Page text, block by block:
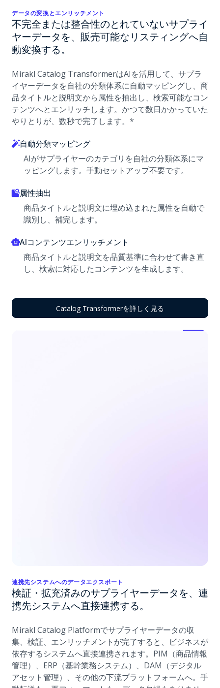
データの変換とエンリッチメント
不完全または整合性のとれていないサプライ
ヤーデータを、販売可能なリスティングへ自
動変換する。
Mirakl Catalog TransformerはAIを活用して、サプラ
イヤーデータを自社の分類体系に自動マッピングし、商
品タイトルと説明文から属性を抽出し、検索可能なコン
テンツへとエンリッチします。かつて数日かかっていた
やりとりが、数秒で完了します。*
自動分類マッピング
AIがサプライヤーのカテゴリを自社の分類体系にマ
ッピングします。手動セットアップ不要です。
属性抽出
商品タイトルと説明文に埋め込まれた属性を自動で
識別し、補完します。
AIコンテンツエンリッチメント
商品タイトルと説明文を品質基準に合わせて書き直
し、検索に対応したコンテンツを生成します。
Catalog Transformerを詳しく見る
連携先システムへのデータエクスポート
検証・拡充済みのサプライヤーデータを、連
携先システムへ直接連携する。
Mirakl Catalog Platformでサプライヤーデータの収
集、検証、エンリッチメントが完了すると、ビジネスが
依存するシステムへ直接連携されます。PIM（商品情報
管理）、ERP（基幹業務システム）、DAM（デジタル
アセット管理）、その他の下流プラットフォームへ。手